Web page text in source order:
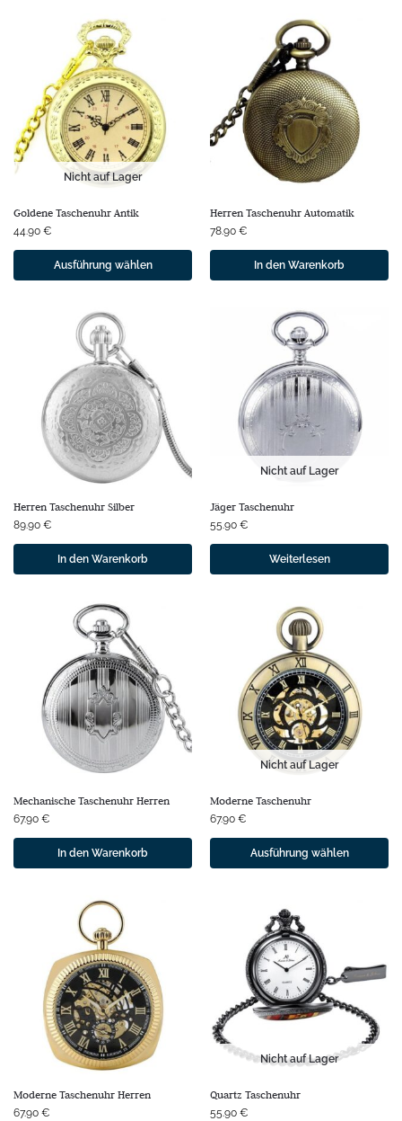
Nicht auf Lager
Goldene Taschenuhr Antik
44.90 €
Ausführung wählen
Herren Taschenuhr Automatik
78.90 €
In den Warenkorb
Herren Taschenuhr Silber
89.90 €
In den Warenkorb
Nicht auf Lager
Jäger Taschenuhr
55.90 €
Weiterlesen
Mechanische Taschenuhr Herren
67.90 €
In den Warenkorb
Nicht auf Lager
Moderne Taschenuhr
67.90 €
Ausführung wählen
Moderne Taschenuhr Herren
67.90 €
Nicht auf Lager
Quartz Taschenuhr
55.90 €